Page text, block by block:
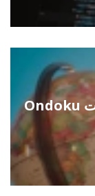
Ondoku لتحويل النص إلى كلام: قائمة اللغات